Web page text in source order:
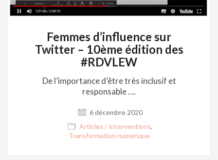
Femmes d’influence sur
Twitter – 10ème édition des
#RDVLEW
De l’importance d’être très inclusif et
responsable ….
6 décembre 2020
Articles / Interventions,
Transformation numérique